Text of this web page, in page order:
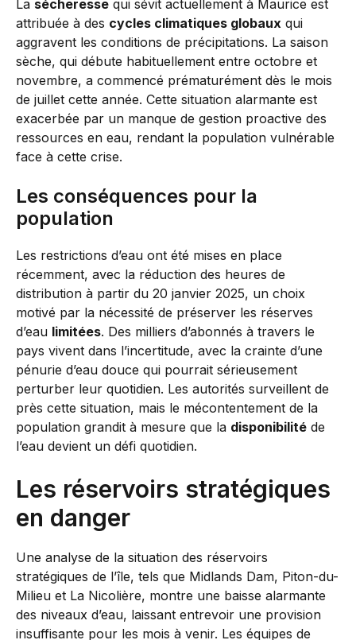
La sécheresse qui sévit actuellement à Maurice est
attribuée à des cycles climatiques globaux qui
aggravent les conditions de précipitations. La saison
sèche, qui débute habituellement entre octobre et
novembre, a commencé prématurément dès le mois
de juillet cette année. Cette situation alarmante est
exacerbée par un manque de gestion proactive des
ressources en eau, rendant la population vulnérable
face à cette crise.
Les conséquences pour la
population
Les restrictions d’eau ont été mises en place
récemment, avec la réduction des heures de
distribution à partir du 20 janvier 2025, un choix
motivé par la nécessité de préserver les réserves
d’eau limitées. Des milliers d’abonnés à travers le
pays vivent dans l’incertitude, avec la crainte d’une
pénurie d’eau douce qui pourrait sérieusement
perturber leur quotidien. Les autorités surveillent de
près cette situation, mais le mécontentement de la
population grandit à mesure que la disponibilité de
l’eau devient un défi quotidien.
Les réservoirs stratégiques
en danger
Une analyse de la situation des réservoirs
stratégiques de l’île, tels que Midlands Dam, Piton-du-
Milieu et La Nicolière, montre une baisse alarmante
des niveaux d’eau, laissant entrevoir une provision
insuffisante pour les mois à venir. Les équipes de